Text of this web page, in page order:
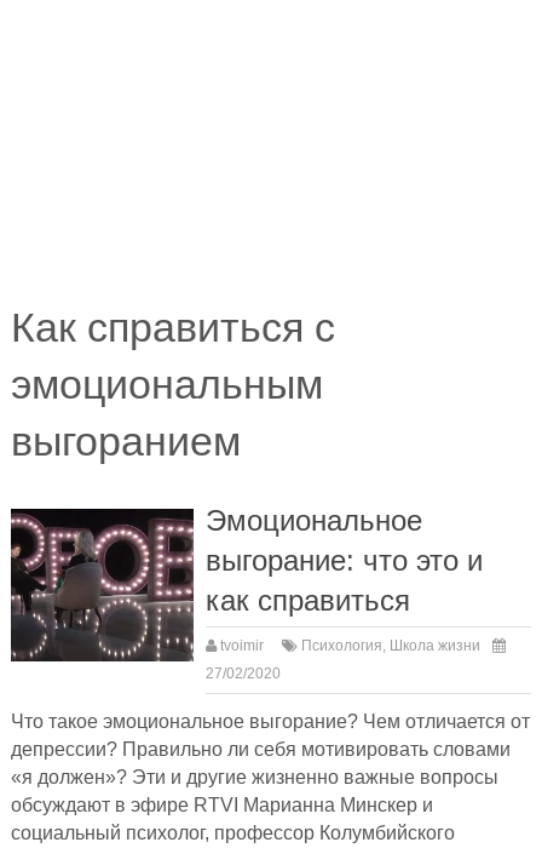
Как справиться с
эмоциональным
выгоранием
Эмоциональное
выгорание: что это и
как справиться
tvoimir Психология, Школа жизни
27/02/2020
Что такое эмоциональное выгорание? Чем отличается от
депрессии? Правильно ли себя мотивировать словами
«я должен»? Эти и другие жизненно важные вопросы
обсуждают в эфире RTVI Марианна Минскер и
социальный психолог, профессор Колумбийского